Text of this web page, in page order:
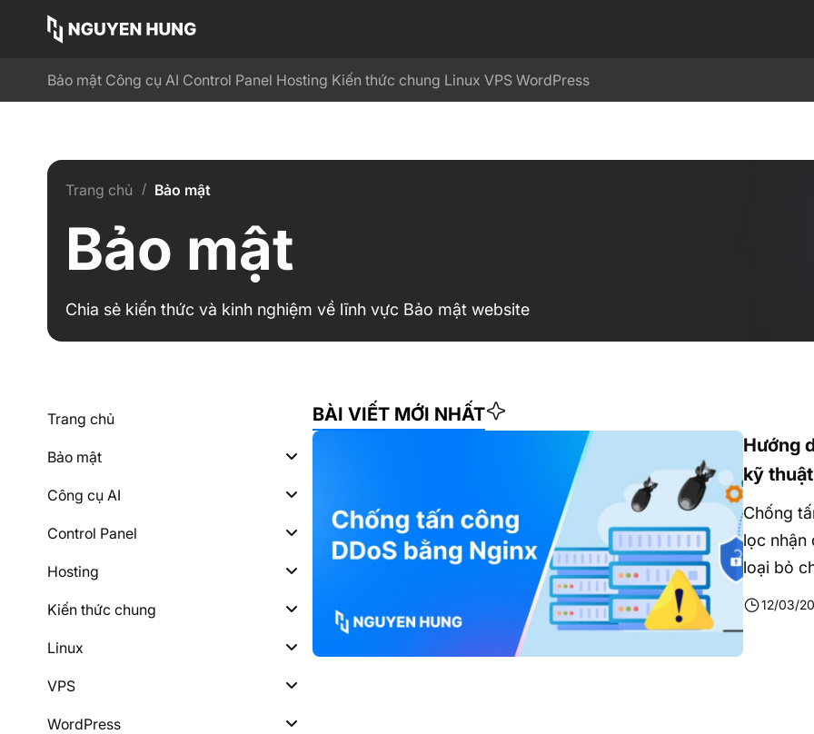
Bảo mật Công cụ AI Control Panel Hosting Kiến thức chung Linux VPS WordPress
Trang chủ / Bảo mật
Bảo mật
Chia sẻ kiến thức và kinh nghiệm về lĩnh vực Bảo mật website
Trang chủ
Bảo mật
Công cụ AI
Control Panel
Hosting
Kiến thức chung
Linux
VPS
WordPress
BÀI VIẾT MỚI NHẤT
Hướng
kỹ
Chống
lọc nhận
loại bỏ
dịch vụ
12/03/